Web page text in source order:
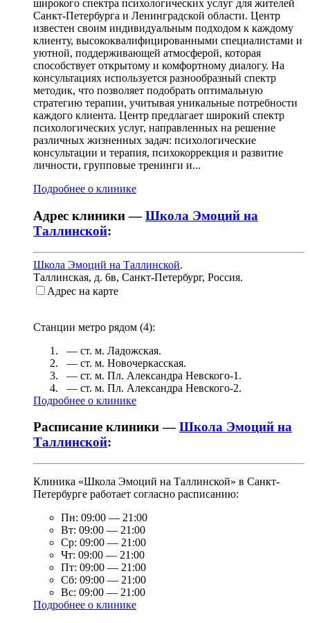
широкого спектра психологических услуг для жителей
Санкт-Петербурга и Ленинградской области. Центр
известен своим индивидуальным подходом к каждому
клиенту, высококвалифицированными специалистами и
уютной, поддерживающей атмосферой, которая
способствует открытому и комфортному диалогу. На
консультациях используется разнообразный спектр
методик, что позволяет подобрать оптимальную
стратегию терапии, учитывая уникальные потребности
каждого клиента. Центр предлагает широкий спектр
психологических услуг, направленных на решение
различных жизненных задач: психологические
консультации и терапия, психокоррекция и развитие
личности, групповые тренинги и...
Подробнее о клинике
Адрес клиники —Школа Эмоций на
Таллинской:
Школа Эмоций на Таллинской.
Таллинская, д. 6в, Санкт-Петербург, Россия.
Адрес на карте
Станции метро рядом (4):
— ст. м. Ладожская.
— ст. м. Новочеркасская.
— ст. м. Пл. Александра Невского-1 .
— ст. м. Пл. Александра Невского-2.
Подробнее о клинике
Расписание клиники —Школа Эмоций на
Таллинской:
Клиника «Школа Эмоций на Таллинской» в Санкт-
Петербурге работает согласно расписанию:
Пн: 09:00 — 21:00
Вт: 09:00 — 21:00
Ср: 09:00 — 21:00
Чт: 09:00 — 21:00
Пт: 09:00 — 21:00
Сб: 09:00 — 21:00
Вс: 09:00 — 21:00
Подробнее о клинике